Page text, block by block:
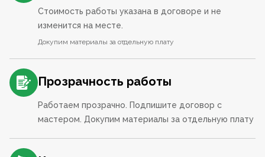
Стоимость работы указана в договоре и не
изменится на месте.
Докупим материалы за отдельную плату
Прозрачность работы
Работаем прозрачно. Подпишите договор с
мастером. Докупим материалы за отдельную плату